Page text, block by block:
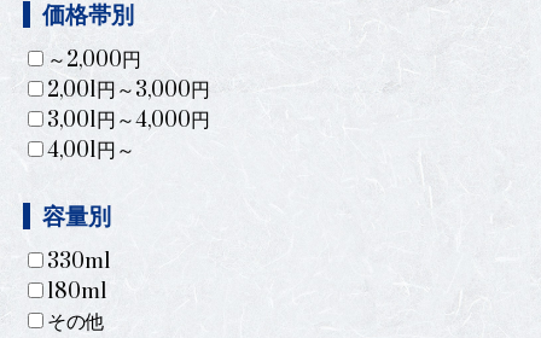
価格帯別
～2,000円
2,001円～3,000円
3,001円～4,000円
4,001円～
容量別
330ml
180ml
その他